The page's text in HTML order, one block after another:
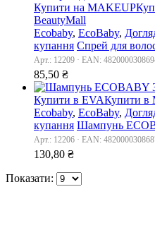
Купити на MAKEUP
BeautyMall
Ecobaby, EcoBaby,
купання Спрей для
Арт.: 12209 · EAN:
85,50 ₴
Купити в EVAКупити в
Ecobaby, EcoBaby,
купання Шампунь
Арт.: 12206 · EAN:
130,80 ₴
Показати: